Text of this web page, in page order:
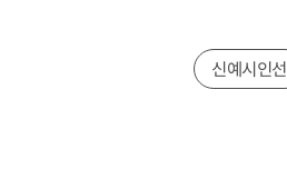
신예시인선